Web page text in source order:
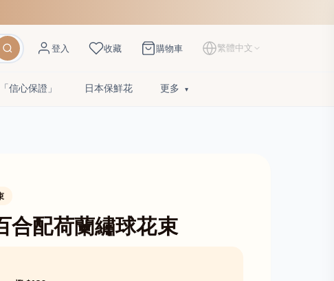
登入 收藏 購物車 繁體中文
信心保證」 日本保鮮花 更多
合配荷蘭繡球花束